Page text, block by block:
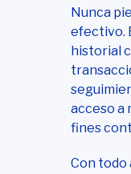
Nunca
efectivo.
historial
acceso a
fines
Con todo